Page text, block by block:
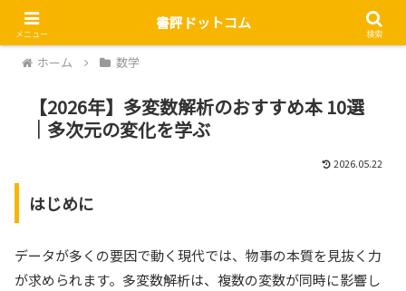
ホーム 数学
【2026年】多変数解析のおすすめ本 10選
｜多次元の変化を学ぶ
2026.05.22
はじめに
データが多くの要因で動く現代では、物事の本質を見抜く力
が求められます。多変数解析は、複数の変数が同時に影響し
メニュー
書評ドットコム
検索